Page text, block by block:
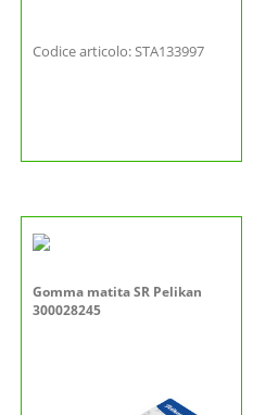
Codice articolo: STA133997
Gomma matita SR Pelikan
300028245